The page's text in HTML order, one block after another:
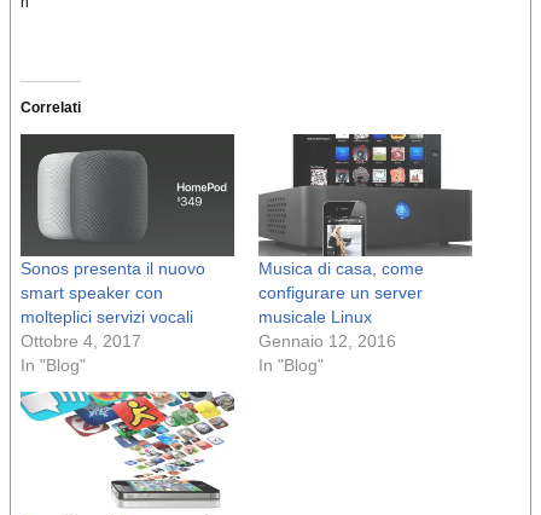
Correlati
Sonos presenta il nuovo
smart speaker con
molteplici servizi vocali
Ottobre 4, 2017
In "Blog"
Musica di casa, come
configurare un server
musicale Linux
Gennaio 12, 2016
In "Blog"